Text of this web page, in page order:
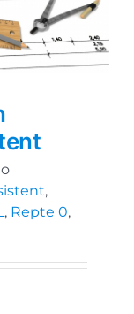
,
, Repte 0,